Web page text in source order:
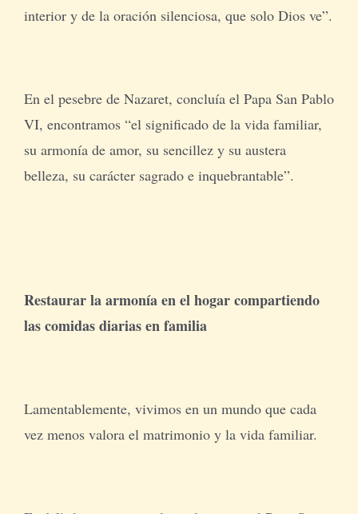
interior y de la oración silenciosa, que solo Dios ve”.
En el pesebre de Nazaret, concluía el Papa San Pablo
VI, encontramos “el significado de la vida familiar,
su armonía de amor, su sencillez y su austera
belleza, su carácter sagrado e inquebrantable”.
Restaurar la armonía en el hogar compartiendo
las comidas diarias en familia
Lamentablemente, vivimos en un mundo que cada
vez menos valora el matrimonio y la vida familiar.